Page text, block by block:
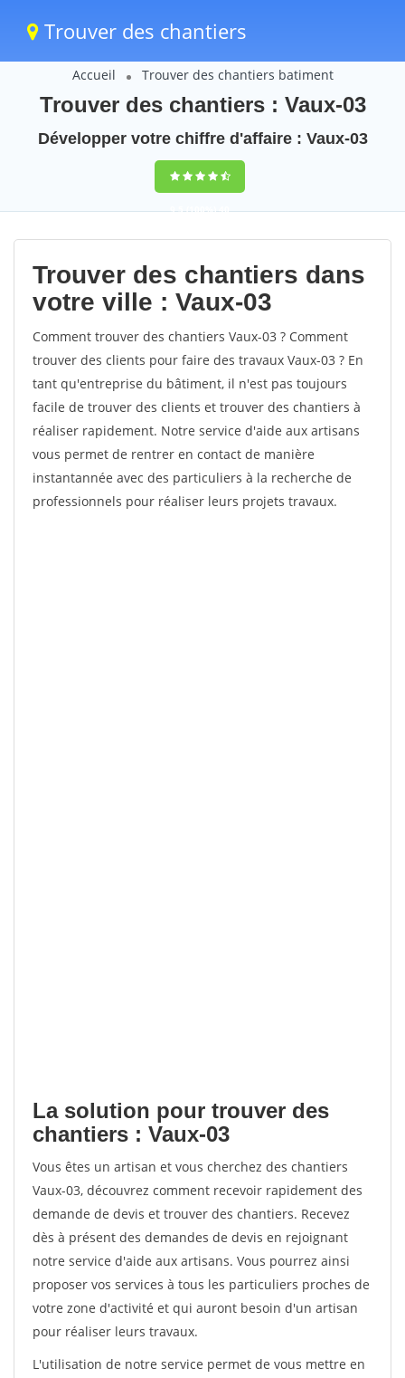
Trouver des chantiers
Accueil Trouver des chantiers batiment
Trouver des chantiers : Vaux-03
Développer votre chiffre d'affaire : Vaux-03
9,5(100%)40
votes
Trouver des chantiers dans
votre ville : Vaux-03
Comment trouver des chantiers Vaux-03 ? Comment
trouver des clients pour faire des travaux Vaux-03 ? En
tant qu'entreprise du bâtiment, il n'est pas toujours
facile de trouver des clients et trouver des chantiers à
réaliser rapidement. Notre service d'aide aux artisans
vous permet de rentrer en contact de manière
instantannée avec des particuliers à la recherche de
professionnels pour réaliser leurs projets travaux.
La solution pour trouver des
chantiers : Vaux-03
Vous êtes un artisan et vous cherchez des chantiers
Vaux-03, découvrez comment recevoir rapidement des
demande de devis et trouver des chantiers. Recevez
dès à présent des demandes de devis en rejoignant
notre service d'aide aux artisans. Vous pourrez ainsi
proposer vos services à tous les particuliers proches de
votre zone d'activité et qui auront besoin d'un artisan
pour réaliser leurs travaux.
L'utilisation de notre service permet de vous mettre en